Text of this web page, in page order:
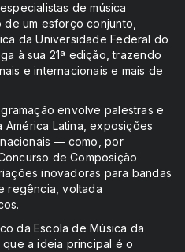
de música
um esforço conjunto,
da Universidade Federal do
à sua 21ª edição, trazendo
e internacionais e mais de
envolve palestras e
Latina, exposições
— como, por
de Composição
inovadoras para bandas
regência, voltada
da Escola de Música da
que a ideia principal é o